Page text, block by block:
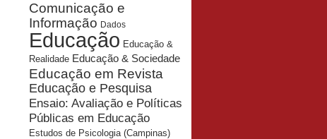
Comunicação e
Informação Dados
Educação Educação &
Realidade Educação & Sociedade
Educação em Revista
Educação e Pesquisa
Ensaio: Avaliação e Políticas
Públicas em Educação
Estudos de Psicologia (Campinas)